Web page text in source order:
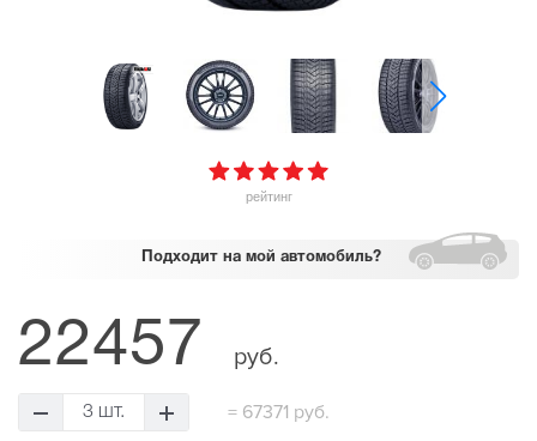
рейтинг
Подходит на мой автомобиль?
22457 руб.
3 шт. = 67371 руб.